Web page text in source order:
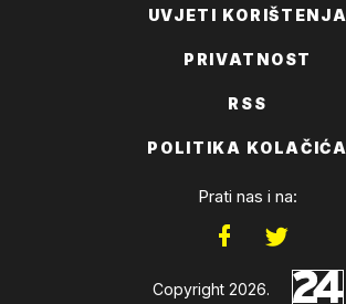
UVJETI KORIŠTENJA
PRIVATNOST
RSS
POLITIKA KOLAČIĆA
Prati nas i na:
Copyright 2026.